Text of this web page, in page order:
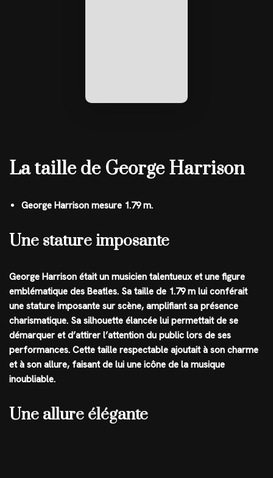
La taille de George Harrison
George Harrison mesure 1.79 m.
Une stature imposante
George Harrison était un musicien talentueux et une figure
emblématique des Beatles. Sa taille de 1.79 m lui conférait
une stature imposante sur scène, amplifiant sa présence
charismatique. Sa silhouette élancée lui permettait de se
démarquer et d’attirer l’attention du public lors de ses
performances. Cette taille respectable ajoutait à son charme
et à son allure, faisant de lui une icône de la musique
inoubliable.
Une allure élégante